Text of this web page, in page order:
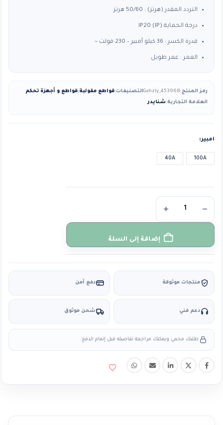
التردد المقدر (هرتز) : 50/60 هرتز
درجة الحماية (IP) IP20
قدرة الكسر : 36 كيلو أمبير – 230 فولت ~
العمر : عمر طويل
رمز المنتج:Gahzly_453968التصنيفات:قواطع مقولبة,قواطع و أجهزة تحكم
العلامة التجارية:شنايدر
امبير
100A
40A
إضافة إلى السلة
منتجات موثوقة دفع آمن
دعم فني شحن موثوق
طلبك محمي ويمكنك مراجعة تفاصيله قبل إتمام الدفع.